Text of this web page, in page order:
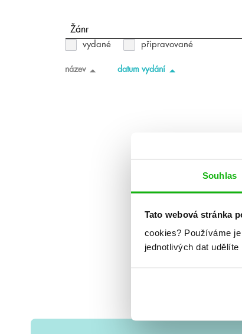
Souhlas
Tato webová stránka
cookies? Používáme
jednotlivých dat
Žánr
vydané připravované
název datum vydání